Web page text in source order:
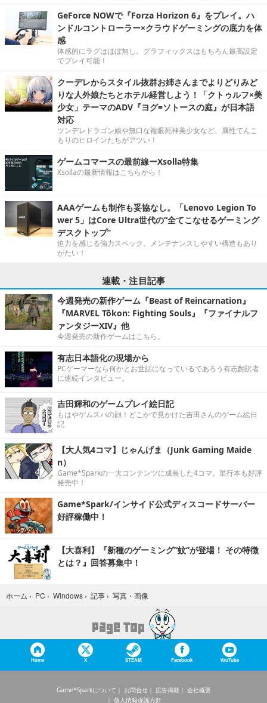
GeForce NOWで『Forza Horizon 6』をプレイ。ハ
ンドルコントローラー×クラウドゲーミングの底力を体
感
体感的にラグはほぼ無し。グラフィックスはもちろん最高設定
でプレイ可能！
クーデレからスタイル抜群お姉さんまでよりどりみど
りな人外娘たちとホテル経営しよう！「クトゥルフ×美
少女」テーマのADV『ヨグ=ソトースの庭』が日本語
対応
ツンデレドラゴン娘や無口な複眼死神美少女など、属性てんこ
もりのヒロインたちがアツい！
ゲームコマースの最前線ーXsolla特集
Xsollaの最新情報はこちらから！
AAAゲームも制作も妥協なし。「Lenovo Legion To
wer 5」はCore Ultra世代の“全てこなせるゲーミング
デスクトップ”
迫力を感じる強力スペック。メンテナンスしやすい構造もあり
がたい！
連載・注目記事
今週発売の新作ゲーム『Beast of Reincarnation』
『MARVEL Tōkon: Fighting Souls』『ファイナルフ
ァンタジーXIV』他
今週発売の新作ゲームはこちら。
有志日本語化の現場から
PCゲーマーなら何かとお世話になっているであろう有志翻訳者
に連続インタビュー。
吉田輝和のゲームプレイ絵日記
もはやゲムスパの顔！どこかで見かけた吉田さんのゲーム絵日
記
【大人気4コマ】じゃんげま（Junk Gaming Maide
n）
Game*Sparkの一大コンテンツに成長した4コマ。単行本も好評
発売中！
Game*Spark/インサイド公式ディスコードサーバー
好評稼働中！
【大喜利】『新種のゲーミング“蚊”が登場！ その特徴
とは？』回答募集中！
ホーム › PC › Windows › 記事 › 写真・画像
Home X STEAM Facebook YouTube
Game*Sparkについて お問合せ 広告掲載
会社概要
個人情報保護方針